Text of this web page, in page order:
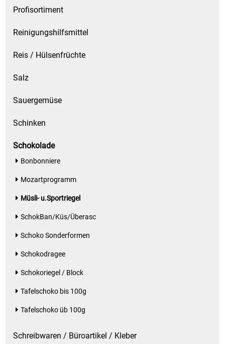
Profisortiment
Reinigungshilfsmittel
Reis / Hülsenfrüchte
Salz
Sauergemüse
Schinken
Schokolade
Bonbonniere
Mozartprogramm
Müsli- u.Sportriegel
SchokBan/Küs/Überasc
Schoko Sonderformen
Schokodragee
Schokoriegel / Block
Tafelschoko bis 100g
Tafelschoko üb 100g
Schreibwaren / Büroartikel / Kleber